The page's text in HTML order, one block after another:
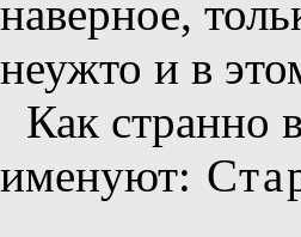
наверное,
неужто и в
Как странно
именуют: